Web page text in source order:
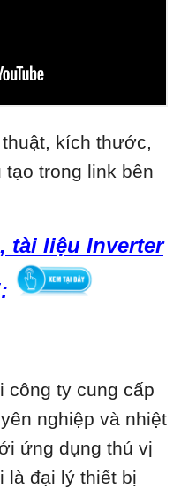
kích thước,
trong link bên
tài liệu Inverter
công ty cung cấp
nghiệp và nhiệt
ứng dụng thú vị
là đại lý thiết bị